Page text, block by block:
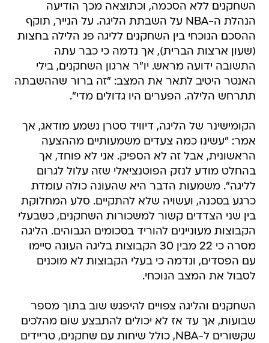
השחקנים ללא הסכמה, וכתוצאה מכך הודיעה
הנהלת ה-NBA על השבתת הליגה. על הנייר, תוקף
ההסכם הנוכחי בין השחקנים לליגה פג הלילה בחצות
(שעון ארצות הברית), אך נדמה כי כבר עתה
התשובה ידועה מראש. יו"ר ארגון השחקנים, בילי
האנטר היטיב לתאר את המצב: "זה ברור שההשבתה
תתרחש הלילה. הפערים היו גדולים מדי".
הקומישינר של הליגה, דיוויד סטרן נשמע מודאג, אך
אמר: "עשינו כמה צעדים משמעותיים מההצעה
הראשונית, אבל זה לא הספיק. אני לא פוחד, אך
בהחלט מודע לנזק הפוטנציאלי שזה עלול לגרום
לליגה". משמעות הדבר היא שהעונה כולה עומדת
כרגע בסכנה, ועשויה שלא להתקיים. סלע המחלוקת
בין שני הצדדים קשור למשכורות השחקנים, כשבעלי
הקבוצות מעוניינים להוריד בסכומים הגבוהים. הליגה
מסרה כי 22 מבין 30 הקבוצות בליגה העונה סיימו
עם הפסדים, ונדמה כי בעלי הקבוצות לא מוכנים
לסבול את המצב הנוכחי.
השחקנים והליגה צפויים להיפגש שוב בתוך מספר
שבועות, אך עד אז לא יכולים להתבצע שום מהלכים
שקשורים ל-NBA, כולל שיחות עם שחקנים, טריידים